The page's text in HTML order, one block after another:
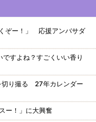
ぞー！」 応援アンバサダ
すよね？すごくいい香り
り撮る 27年カレンダー
ー！」に大興奮